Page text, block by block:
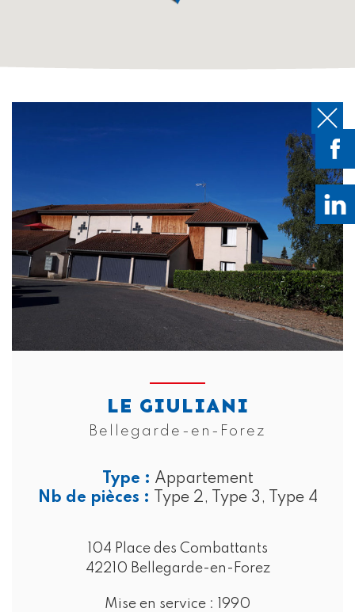
LE GIULIANI
Bellegarde-en-Forez
Type : Appartement
Nb de pièces :
Type 2, Type 3, Type 4
104 Place des Combattants
42210 Bellegarde-en-Forez
Mise en service :
1990